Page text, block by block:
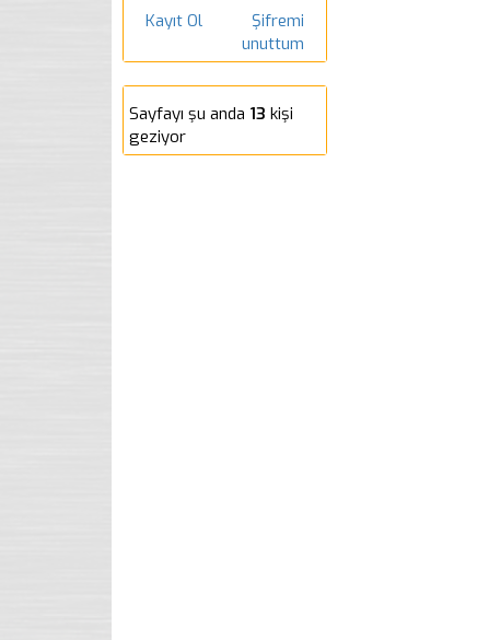
Kayıt Ol
Şifremi
unuttum
Sayfayı şu anda 13 kişi
geziyor